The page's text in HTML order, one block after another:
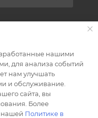
kit.ru
"Альтус"
р-н,
Зеленое
1 этаж
карте
нашими
для анализа событий
нам улучшать
и обслуживание.
сайта, вы
Более
нашей Политике в